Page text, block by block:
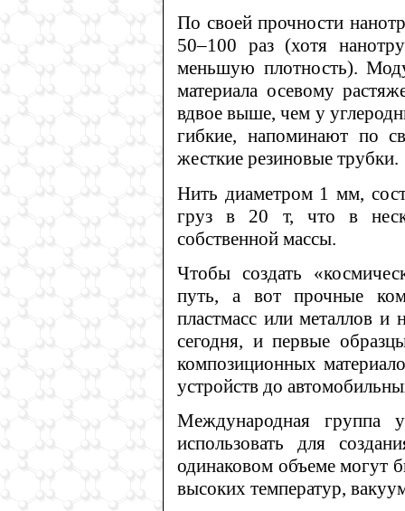
По своей прочности
50–100 раз (хотя
меньшую плотность).
материала осевому
вдвое выше, чем у
гибкие, напоминают по
жесткие резиновые трубки.
Нить диаметром 1 мм,
груз в 20 т, что в
собственной массы.
Чтобы создать
путь, а вот прочные
пластмасс или металлов и
сегодня, и первые
композиционных
устройств до
Международная группа
использовать для
одинаковом объеме могут
высоких температур,